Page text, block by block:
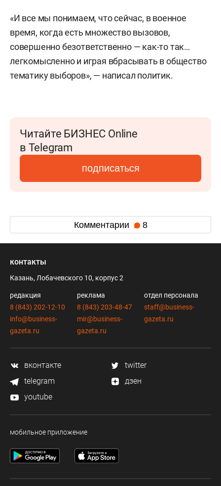
«И все мы понимаем, что сейчас, в военное
время, когда есть множество вызовов,
совершенно безответственно — как-то так…
легкомысленно и играя вбрасывать в общество
тематику выборов», — написал политик.
Читайте БИЗНЕС Online
в Telegram
подписаться
Комментарии 8
контакты
Казань, Лобачевского 10, корпус 2
редакция
8 (843) 202-12-10
info@business-
gazeta.ru
реклама
8 (843) 203-48-47
mir@business-
gazeta.ru
отдел персонала
staff@business-
gazeta.ru
вконтакте
twitter
telegram
дзен
youtube
мобильное приложение